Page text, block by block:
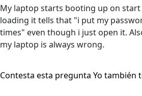
My laptop starts booting up on
loading it tells that "i put my
times" even though i just open it.
my laptop is always wrong.
Contesta esta pregunta Yo también